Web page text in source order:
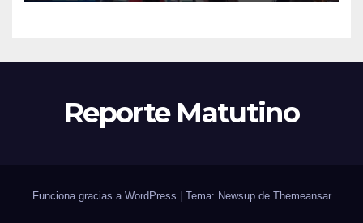
Reporte Matutino
Funciona gracias a WordPress | Tema: Newsup de Themeansar